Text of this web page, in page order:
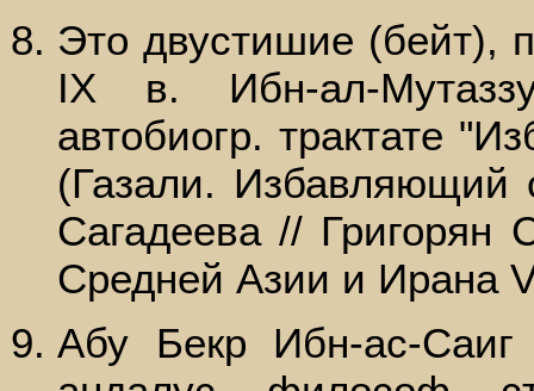
Это двустишие (бейт),
IХ в. Ибн-ал-
автобиогр. трактате
(Газали.
Сагадеева //
Средней Азии и Ирана
Абу Бекр Ибн-ас-